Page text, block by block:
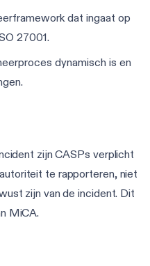
dat ingaat op
27001.
dynamisch is en
zijn CASPs verplicht
te rapporteren, niet
zijn van de incident. Dit
MiCA.